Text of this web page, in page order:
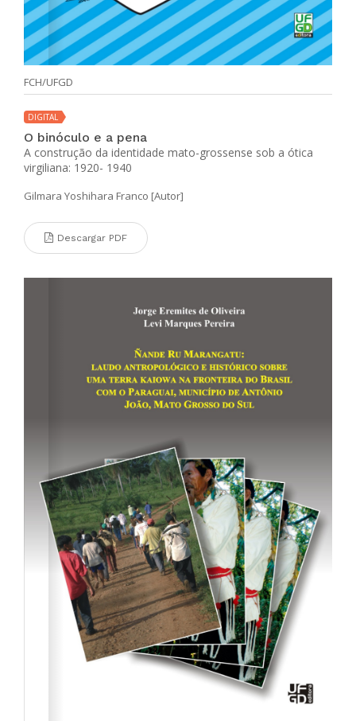
FCH/UFGD
DIGITAL
O binóculo e a pena
A construção da identidade mato-grossense sob a ótica
virgiliana: 1920- 1940
Gilmara Yoshihara Franco [Autor]
Descargar PDF